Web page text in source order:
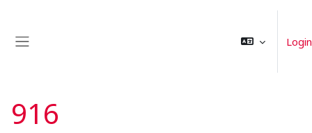
Login
916